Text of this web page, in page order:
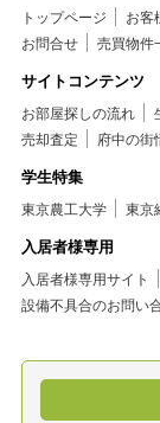
トップページ お客
お問合せ
売買物件
サイトコンテンツ
お部屋探しの流れ
売却査定
府中の街
学生特集
東京農工大学 東京
入居者様専用
入居者様専用サイト
設備不具合のお問い